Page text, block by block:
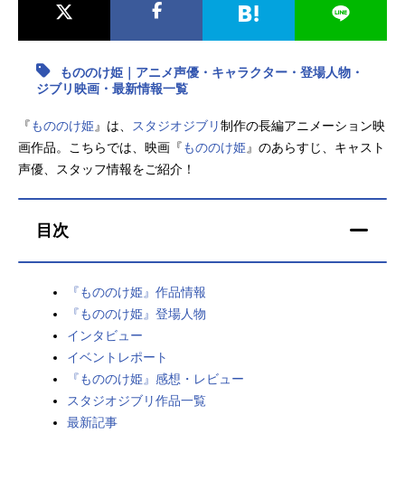
最新記事一覧
アニメ記事一覧 声優記事一覧
アニメ映画一覧
今期アニメ曜日別一覧
春アニメ
男性声優/女性声優一覧
もののけ姫｜アニメ声優・キャラクター・登場人物・
ジブリ映画・最新情報一覧
『もののけ姫』は、 スタジオジブリ制作の長編アニメーション映
画作品。こちらでは、映画『もののけ姫』のあらすじ、キャスト
声優、スタッフ情報をご紹介！
目次
『もののけ姫』作品情報
『もののけ姫』登場人物
インタビュー
イベントレポート
『もののけ姫』感想・レビュー
スタジオジブリ作品一覧
最新記事